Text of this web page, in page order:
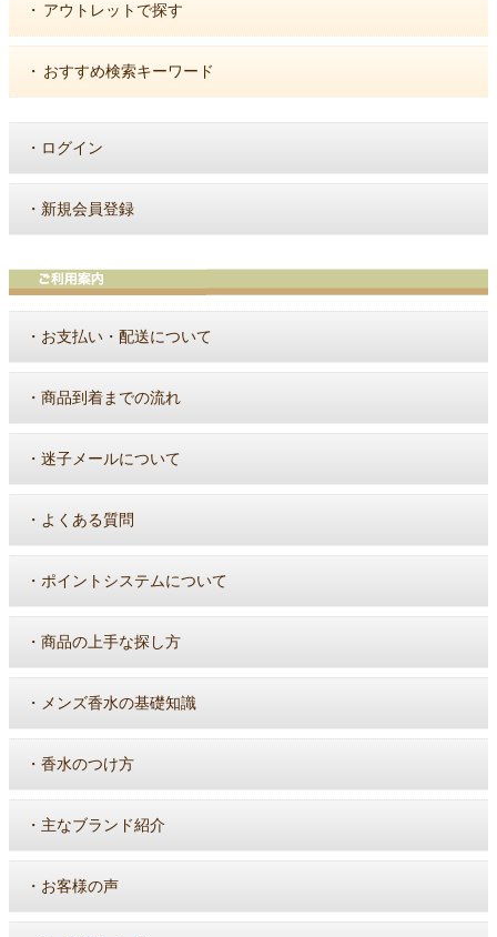
・ アウトレットで探す
・ おすすめ検索キーワード
・ ログイン
・ 新規会員登録
・ お支払い・配送について
・ 商品到着までの流れ
・ 迷子メールについて
・ よくある質問
・ ポイントシステムについて
・ 商品の上手な探し方
・ メンズ香水の基礎知識
・ 香水のつけ方
・ 主なブランド紹介
・ お客様の声